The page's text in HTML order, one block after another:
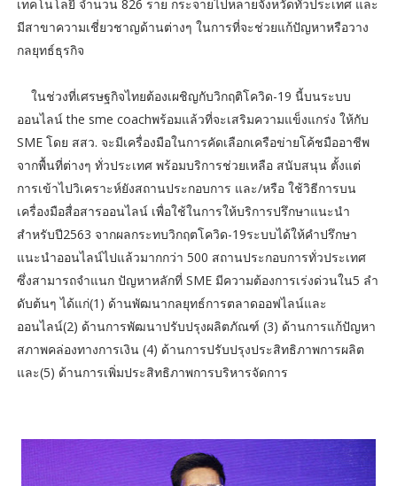
เทคโนโลยี จำนวน 826 ราย กระจายไปหลายจังหวัดทั่วประเทศ และ
มีสาขาความเชี่ยวชาญด้านต่างๆ ในการที่จะช่วยแก้ปัญหาหรือวาง
กลยุทธ์ธุรกิจ
ในช่วงที่เศรษฐกิจไทยต้องเผชิญกับวิกฤติโควิด-19 นี้บนระบบ
ออนไลน์ the sme coachพร้อมแล้วที่จะเสริมความแข็งแกร่ง ให้กับ
SME โดย สสว. จะมีเครื่องมือในการคัดเลือกเครือข่ายโค้ชมืออาชีพ
จากพื้นที่ต่างๆ ทั่วประเทศ พร้อมบริการช่วยเหลือ สนับสนุน ตั้งแต่
การเข้าไปวิเคราะห์ยังสถานประกอบการ และ/หรือ ใช้วิธีการบน
เครื่องมือสื่อสารออนไลน์ เพื่อใช้ในการให้บริการปรึกษาแนะนำ
สำหรับปี2563 จากผลกระทบวิกฤตโควิด-19ระบบได้ให้คำปรึกษา
แนะนำออนไลน์ไปแล้วมากกว่า 500 สถานประกอบการทั่วประเทศ
ซึ่งสามารถจำแนก ปัญหาหลักที่ SME มีความต้องการเร่งด่วนใน5 ลำ
ดับต้นๆ ได้แก่(1) ด้านพัฒนากลยุทธ์การตลาดออฟไลน์และ
ออนไลน์(2) ด้านการพัฒนาปรับปรุงผลิตภัณฑ์ (3) ด้านการแก้ปัญหา
สภาพคล่องทางการเงิน (4) ด้านการปรับปรุงประสิทธิภาพการผลิต
และ(5) ด้านการเพิ่มประสิทธิภาพการบริหารจัดการ